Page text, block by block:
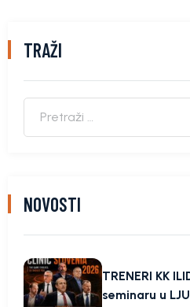
TRAŽI
NOVOSTI
TRENERI KK
seminaru u